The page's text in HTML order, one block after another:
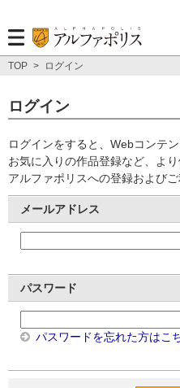
TOP > ログイン
ログイン
ログインをすると、Webコンテ
お気に入りの作品登録など、よ
アルファポリスへの登録およびご
メールアドレス
パスワード
パスワードを忘れた方はこ